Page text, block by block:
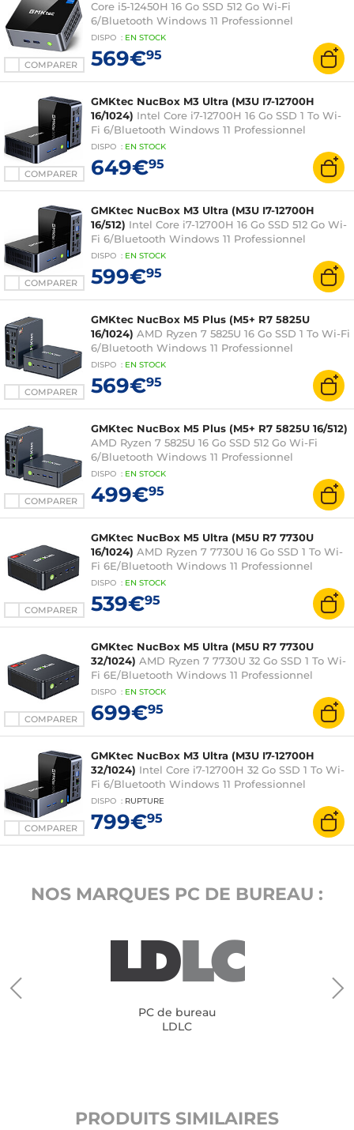
COMPARER
Core i5-12450H 16 Go SSD 512 Go Wi-Fi
6/Bluetooth Windows 11 Professionnel
DISPO : EN STOCK
569€95
COMPARER
GMKtec NucBox M3 Ultra (M3U I7-12700H
16/1024) Intel Core i7-12700H 16 Go SSD 1 To Wi-
Fi 6/Bluetooth Windows 11 Professionnel
DISPO : EN STOCK
649€95
COMPARER
GMKtec NucBox M3 Ultra (M3U I7-12700H
16/512) Intel Core i7-12700H 16 Go SSD 512 Go Wi-
Fi 6/Bluetooth Windows 11 Professionnel
DISPO : EN STOCK
599€95
COMPARER
GMKtec NucBox M5 Plus (M5+ R7 5825U
16/1024) AMD Ryzen 7 5825U 16 Go SSD 1 To Wi-Fi
6/Bluetooth Windows 11 Professionnel
DISPO : EN STOCK
569€95
COMPARER
GMKtec NucBox M5 Plus (M5+ R7 5825U 16/512)
AMD Ryzen 7 5825U 16 Go SSD 512 Go Wi-Fi
6/Bluetooth Windows 11 Professionnel
DISPO : EN STOCK
499€95
COMPARER
GMKtec NucBox M5 Ultra (M5U R7 7730U
16/1024) AMD Ryzen 7 7730U 16 Go SSD 1 To Wi-
Fi 6E/Bluetooth Windows 11 Professionnel
DISPO : EN STOCK
539€95
COMPARER
GMKtec NucBox M5 Ultra (M5U R7 7730U
32/1024) AMD Ryzen 7 7730U 32 Go SSD 1 To Wi-
Fi 6E/Bluetooth Windows 11 Professionnel
DISPO : EN STOCK
699€95
COMPARER
GMKtec NucBox M3 Ultra (M3U I7-12700H
32/1024) Intel Core i7-12700H 32 Go SSD 1 To Wi-
Fi 6/Bluetooth Windows 11 Professionnel
DISPO : RUPTURE
799€95
NOS MARQUES PC DE BUREAU :
PC de bureau
LDLC
PRODUITS SIMILAIRES